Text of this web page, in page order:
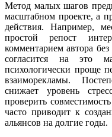
Метод малых шагов
масштабном проекте, а
действия. Например,
простой репост
комментарием автора
согласится на это
психологически проще
взаиморекламы.
снижает уровень
проверить
часто приводит к
альянсов на долгие годы.